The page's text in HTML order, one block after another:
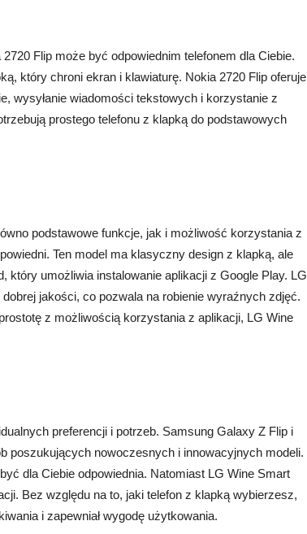
Flip może być odpowiednim telefonem dla Ciebie.
który chroni ekran i klawiaturę. Nokia 2720 Flip oferuje
wysyłanie wiadomości tekstowych i korzystanie z
prostego telefonu z klapką do podstawowych
podstawowe funkcje, jak i możliwość korzystania z
Ten model ma klasyczny design z klapką, ale
który umożliwia instalowanie aplikacji z Google Play. LG
jakości, co pozwala na robienie wyraźnych zdjęć.
z możliwością korzystania z aplikacji, LG Wine
preferencji i potrzeb. Samsung Galaxy Z Flip i
poszukujących nowoczesnych i innowacyjnych modeli.
dla Ciebie odpowiednia. Natomiast LG Wine Smart
Bez względu na to, jaki telefon z klapką wybierzesz,
i zapewniał wygodę użytkowania.